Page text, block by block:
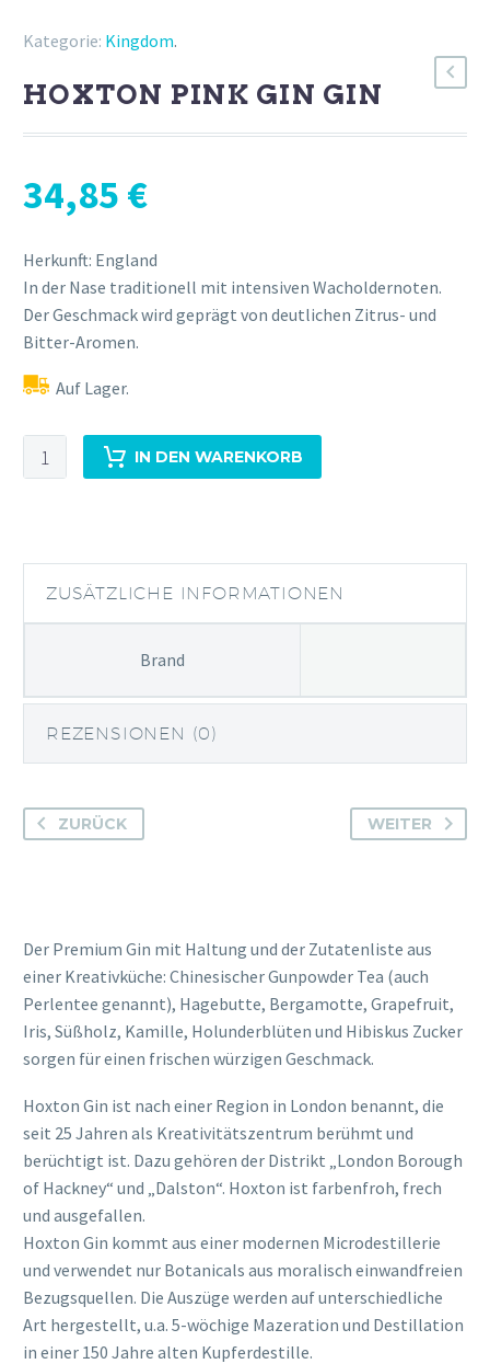
Kategorie: Kingdom.
HOXTON PINK GIN GIN
34,85 €
Herkunft: England
In der Nase traditionell mit intensiven Wacholdernoten.
Der Geschmack wird geprägt von deutlichen Zitrus- und
Bitter-Aromen.
Auf Lager.
Hoxton
Pink
Menge
IN DEN WARENKORB
ZUSÄTZLICHE INFORMATIONEN
Brand
REZENSIONEN (0)
ZURÜCK WEITER
Der Premium Gin mit Haltung und der Zutatenliste aus
einer Kreativküche: Chinesischer Gunpowder Tea (auch
Perlentee genannt), Hagebutte, Bergamotte, Grapefruit,
Iris, Süßholz, Kamille, Holunderblüten und Hibiskus Zucker
sorgen für einen frischen würzigen Geschmack.
Hoxton Gin ist nach einer Region in London benannt, die
seit 25 Jahren als Kreativitätszentrum berühmt und
berüchtigt ist. Dazu gehören der Distrikt „London Borough
of Hackney“ und „Dalston“. Hoxton ist farbenfroh, frech
und ausgefallen.
Hoxton Gin kommt aus einer modernen Microdestillerie
und verwendet nur Botanicals aus moralisch einwandfreien
Bezugsquellen. Die Auszüge werden auf unterschiedliche
Art hergestellt, u.a. 5-wöchige Mazeration und Destillation
in einer 150 Jahre alten Kupferdestille.